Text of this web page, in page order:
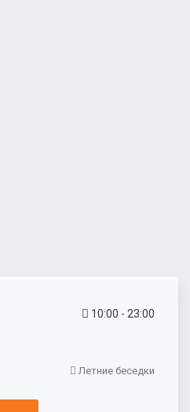
10:00 - 23:00
Летние беседки